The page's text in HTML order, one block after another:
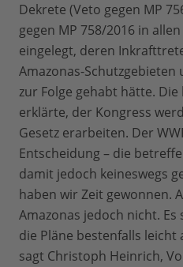
Dekrete (Veto gegen MP
gegen MP 758/2016 in
eingelegt, deren
Amazonas-Schutzgebieten
zur Folge gehabt hätte.
erklärte, der Kongress
Gesetz erarbeiten. Der
Entscheidung – die
damit jedoch keineswegs
haben wir Zeit gewonnen.
Amazonas jedoch nicht.
die Pläne bestenfalls leicht
sagt Christoph Heinrich,